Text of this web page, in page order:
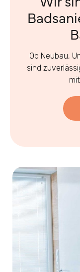
Ob Neubau,
sind